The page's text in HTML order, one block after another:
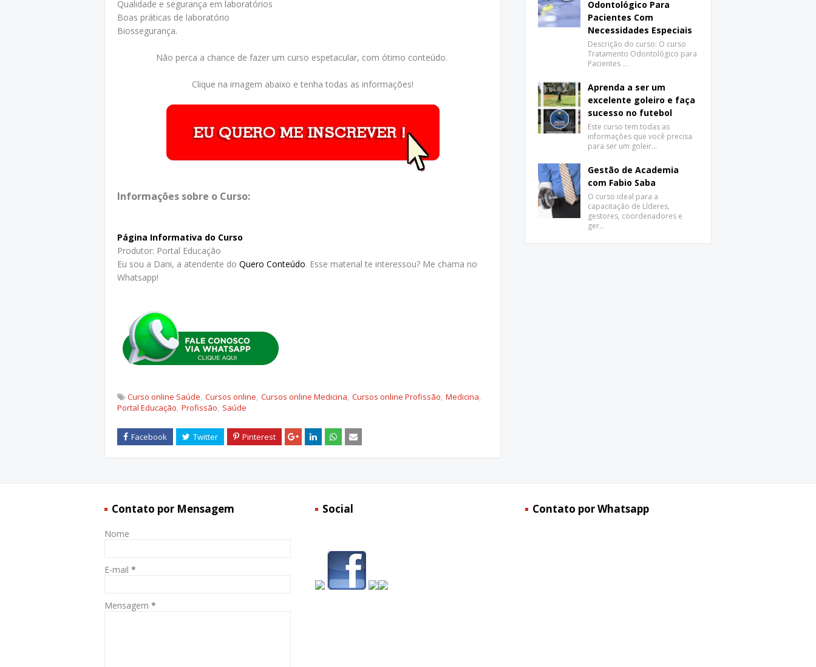
Qualidade e segurança em laboratórios
Boas práticas de laboratório
Biossegurança.
Não perca a chance de fazer um curso espetacular, com ótimo conteúdo.
Clique na imagem abaixo e tenha todas as informações!
Informações sobre o Curso:
Página Informativa do Curso
Produtor: Portal Educação
Eu sou a Dani, a atendente do Quero Conteúdo. Esse material te interessou? Me chama no
Whatsapp!
Curso online Saúde Cursos online Cursos online Medicina Cursos online Profissão Medicina
Portal Educação Profissão Saúde
Odontológico Para
Pacientes Com
Necessidades Especiais
Descrição do curso: O curso
Tratamento Odontológico para
Pacientes …
Aprenda a ser um
excelente goleiro e faça
sucesso no futebol
Este curso tem todas as
informações que você precisa
para ser um goleir…
Gestão de Academia
com Fabio Saba
O curso ideal para a
capacitação de Líderes,
gestores, coordenadores e
ger…
Contato por Mensagem
Nome
E-mail *
Mensagem *
Social Contato por Whatsapp